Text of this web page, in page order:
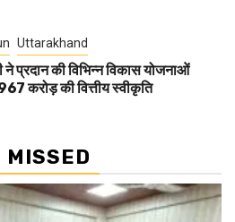
Uttarakhand
ने प्रदान की विभिन्न विकास योजनाओं
करोड़ की वित्तीय स्वीकृति
MISSED